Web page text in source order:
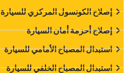
‏إصلاح الكونسول المركزي للسيارة‏
‏إصلاح أحزمة أمان السيارة‏
‏استبدال المصباح الأمامي للسيارة‏
‏استبدال المصباح الخلفي للسيارة‏